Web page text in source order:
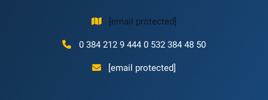
[email protected]
0 384 212 9 444 0 532 384 48 50
[email protected]